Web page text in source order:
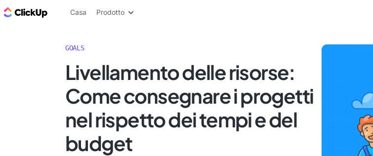
Blog di ClickUp
Casa Prodotto
GOALS
Livellamento delle risorse:
Come consegnare i progetti
nel rispetto dei tempi e del
budget